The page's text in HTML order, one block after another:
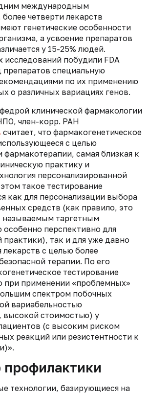
международным
четверти лекарств
генетические особенности
а усвоение препаратов
у 15-25% людей.
исследований побудили FDA
препаратов специальную
по их применению
о различных вариациях генов.
клинической фармакологии
член-корр. РАН
считает, что фармакогенетическое
с целью
фармакотерапии, самая близкая к
практику и
персонализированной
такое тестирование
как для персонализации выбора
средств (как правило, это
называемым таргетным
особенно перспективно для
практики), так и для уже давно
с целью более
терапии. По его
тестирование
при применении «проблемных»
спектром побочных
вариабельностью
высокой стоимостью) у
(с высоким риском
реакций или резистентности к
профилактики
технологии, базирующиеся на